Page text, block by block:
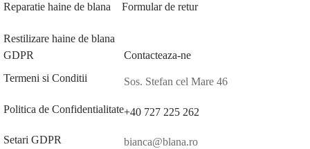
Reparatie haine de blana
Restilizare haine de blana
Formular de retur
GDPR
Termeni si Conditii
Politica de Confidentialitate
Setari GDPR
Contacteaza-ne
Sos. Stefan cel Mare 46
+40 727 225 262
bianca@blana.ro